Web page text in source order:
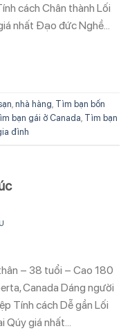
cách Chân thành Lối
nhất Đạo đức Nghề…
nhà hàng Tìm bạn bốn
bạn gái ở Canada Tìm bạn
đình
– 38 tuổi – Cao 180
Canada Dáng người
Tính cách Dễ gần Lối
Qúy giá nhất…